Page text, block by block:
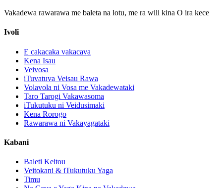
Vakadewa rawarawa me baleta na lotu, me ra wili kina O ira kece
Ivoli
E cakacaka vakacava
Kena Isau
Veivosa
iTuvatuva Veisau Rawa
Volavola ni Vosa me Vakadewataki
Taro Tarogi Vakawasoma
iTukutuku ni Veidusimaki
Kena Rorogo
Rawarawa ni Vakayagataki
Kabani
Baleti Keitou
Veitokani & iTukutuku Yaga
Timu